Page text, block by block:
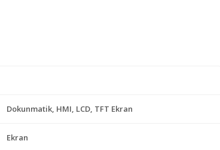
Dokunmatik, HMI, LCD, TFT Ekran
Ekran